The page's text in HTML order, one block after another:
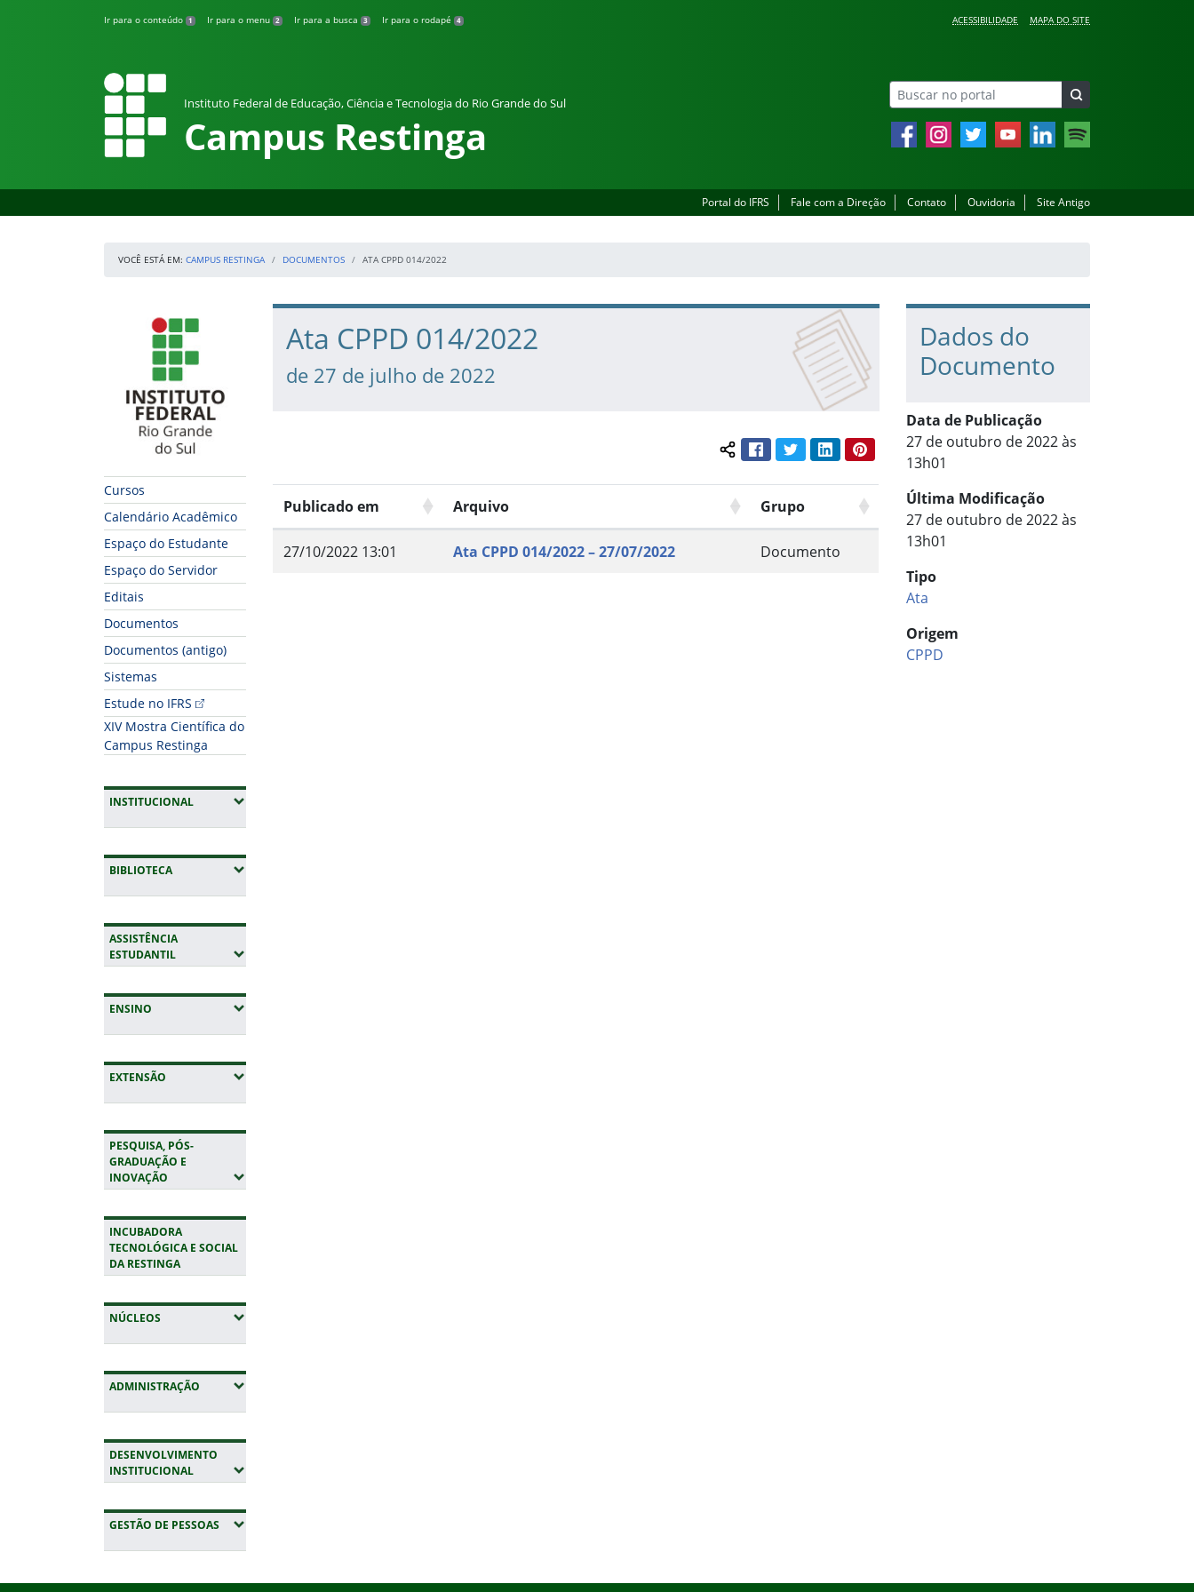
Ir para o conteúdo 1 Ir para o menu 2 Ir para a busca 3 Ir para o rodapé 4 ACESSIBILIDADE MAPA DO SITE
Instituto Federal de Educação, Ciência e Tecnologia do Rio Grande do Sul
Campus Restinga FacebookInstagramTwitter YouTube LinkedIn Spotify
Portal do IFRS Fale com a Direção Contato Ouvidoria Site Antigo
VOCÊ ESTÁ EM: CAMPUS RESTINGA DOCUMENTOS ATA CPPD 014/2022
Início da navegação
Cursos
Calendário Acadêmico
Espaço do Estudante
Espaço do Servidor
Editais
Documentos
Documentos (antigo)
Sistemas
Estude no IFRS
XIV Mostra Científica do
Campus Restinga
INSTITUCIONAL(EXPANDIR SUBMENUS)
BIBLIOTECA(EXPANDIR SUBMENUS)
ASSISTÊNCIA
ESTUDANTIL(EXPANDIR SUBMENUS)
ENSINO (EXPANDIR SUBMENUS)
EXTENSÃO (EXPANDIR SUBMENUS)
PESQUISA, PÓS-
GRADUAÇÃO E
INOVAÇÃO (EXPANDIR SUBMENUS)
INCUBADORA
TECNOLÓGICA E SOCIAL
DA RESTINGA
NÚCLEOS (EXPANDIR SUBMENUS)
ADMINISTRAÇÃO (EXPANDIR SUBMENUS)
DESENVOLVIMENTO
INSTITUCIONAL(EXPANDIR SUBMENUS)
GESTÃO DE PESSOAS (EXPANDIR SUBMENUS)
Início do conteúdo
Ata CPPD 014/2022
de 27 de julho de 2022
Compartilhar conteúdo:
FacebookTwitterLinkedInPinterest
Publicado em Arquivo Grupo
27/10/2022 13:01 Ata CPPD 014/2022 – 27/07/2022 Documento
Dados do
Documento
Data de Publicação
27 de outubro de 2022 às
13h01
Última Modificação
27 de outubro de 2022 às
13h01
Tipo
Ata
Origem
CPPD